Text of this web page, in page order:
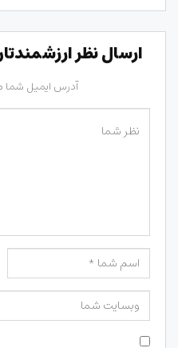
ارسال نظر
آدرس ایمیل شما